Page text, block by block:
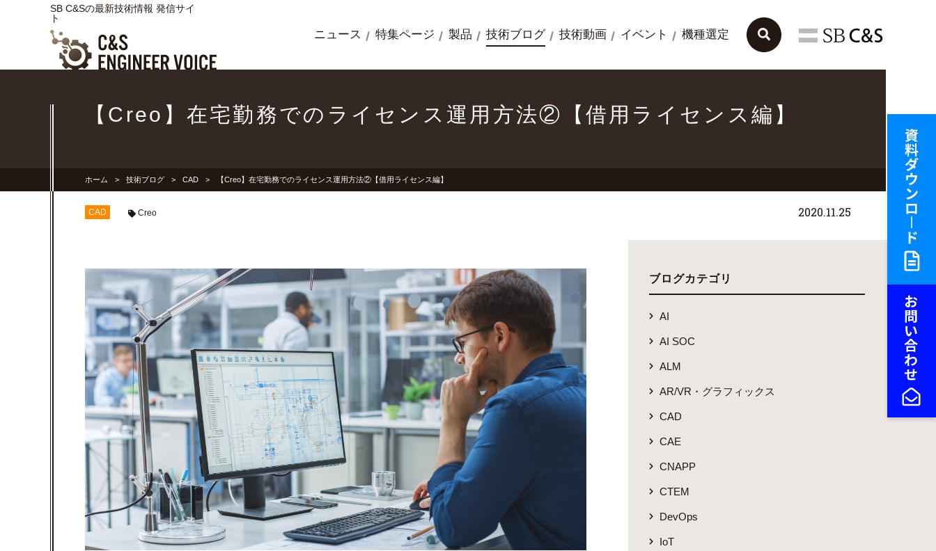
SB C&Sの最新技術情報 発信サイ
ト
ニュース 特集ページ 製品 技術ブログ 技術動画 イベント 機種選定
【Creo】在宅勤務でのライセンス運用方法②【借用ライセンス編】
ホーム 技術ブログ CAD 【Creo】在宅勤務でのライセンス運用方法②【借用ライセンス編】
CAD Creo 2020.11.25
ブログカテゴリ
AI
AI SOC
ALM
AR/VR・グラフィックス
CAD
CAE
CNAPP
CTEM
DevOps
IoT